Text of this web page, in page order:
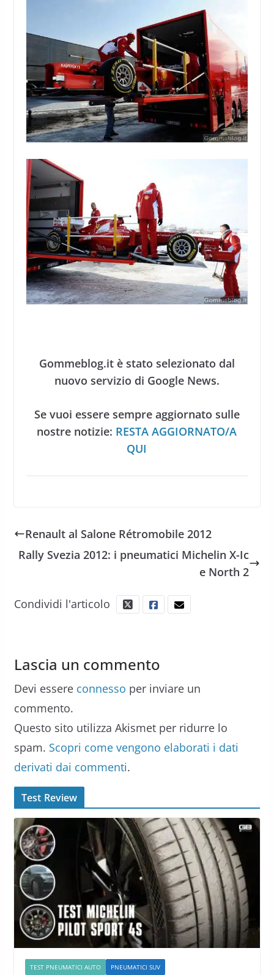
Gommeblog.it è stato selezionato dal
nuovo servizio di Google News.
Se vuoi essere sempre aggiornato sulle
nostre notizie: RESTA AGGIORNATO/A
QUI
Renault al Salone Rétromobile 2012
Rally Svezia 2012: i pneumatici Michelin X-Ic
e North 2
Condividi l'articolo
Lascia un commento
Devi essere connesso per inviare un
commento.
Questo sito utilizza Akismet per ridurre lo
spam. Scopri come vengono elaborati i dati
derivati dai commenti.
Test Review
TEST PNEUMATICI AUTO PNEUMATICI SUV